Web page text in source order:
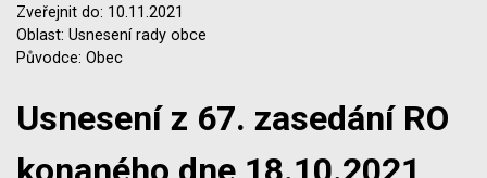
Zveřejnit do: 10.11.2021
Oblast: Usnesení rady obce
Původce: Obec
Usnesení z 67. zasedání RO